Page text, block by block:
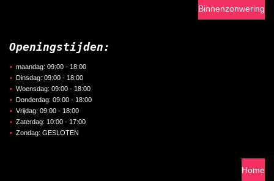
Binnenzonwering
Openingstijden:
maandag: 09:00 - 18:00
Dinsdag: 09:00 - 18:00
Woensdag: 09:00 - 18:00
Donderdag: 09:00 - 18:00
Vrijdag: 09:00 - 18:00
Zaterdag: 10:00 - 17:00
Zondag: GESLOTEN
Home